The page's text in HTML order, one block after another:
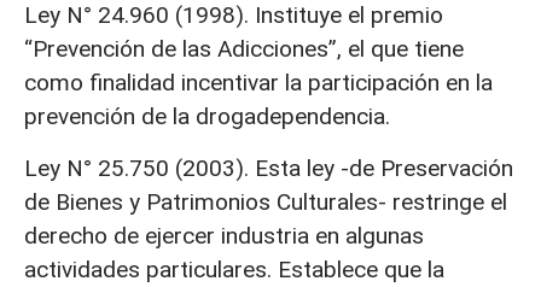
Ley N° 24.960 (1998). Instituye el premio
“Prevención de las Adicciones”, el que tiene
como finalidad incentivar la participación en la
prevención de la drogadependencia.
Ley N° 25.750 (2003). Esta ley -de Preservación
de Bienes y Patrimonios Culturales- restringe el
derecho de ejercer industria en algunas
actividades particulares. Establece que la